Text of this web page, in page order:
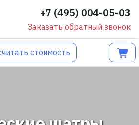
+7 (495) 004-05-03
Заказать обратный звонок
стоимость